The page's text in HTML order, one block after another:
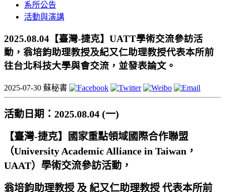
系所公告
活動與演講
2025.08.04【臺灣-捷克】UATT學術交流參訪活
動，翁培鈞助理教授及紀又仁助理教授代表本所前
往台北科技大學與會交流，並發表論文。
2025-07-30 蘇秘書
活動日期：2025.08.04 (一)
【臺灣-捷克】國家重點領域國際合作聯盟
（University Academic Alliance in Taiwan，
UAAT） 學術交流參訪活動，
翁培鈞助理教授 及 紀又仁助理教授 代表本所前